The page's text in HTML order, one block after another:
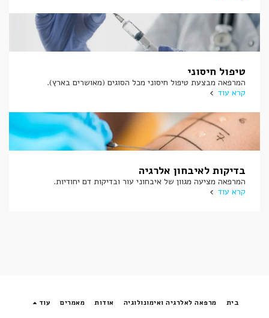
טיפול חיסוני
המרפאה מבצעת טיפול חיסוני מכל הסוגים (מאושרים בארץ).
קרא עוד
בדיקות לאיבחון אלרגיה
המרפאה מציעה מגוון של איבחוני עור ובדיקות דם יחודיות.
קרא עוד
בית מרפאה לאלרגיה ואימונולוגיה אודות מאמרים עוד